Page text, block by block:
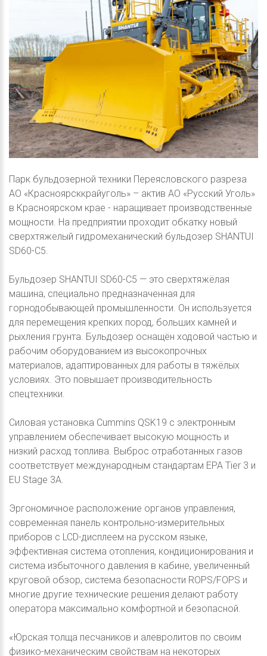
Парк бульдозерной техники Переясловского разреза
АО «Красноярсккрайуголь» – актив АО «Русский Уголь»
в Красноярском крае - наращивает производственные
мощности. На предприятии проходит обкатку новый
сверхтяжелый гидромеханический бульдозер SHANTUI
SD60-C5.
Бульдозер SHANTUI SD60-C5 — это сверхтяжёлая
машина, специально предназначенная для
горнодобывающей промышленности. Он используется
для перемещения крепких пород, больших камней и
рыхления грунта. Бульдозер оснащён ходовой частью и
рабочим оборудованием из высокопрочных
материалов, адаптированных для работы в тяжёлых
условиях. Это повышает производительность
спецтехники.
Силовая установка Cummins QSK19 с электронным
управлением обеспечивает высокую мощность и
низкий расход топлива. Выброс отработанных газов
соответствует международным стандартам EPA Tier 3 и
EU Stage 3A.
Эргономичное расположение органов управления,
современная панель контрольно-измерительных
приборов с LCD-дисплеем на русском языке,
эффективная система отопления, кондиционирования и
система избыточного давления в кабине, увеличенный
круговой обзор, система безопасности ROPS/FOPS и
многие другие технические решения делают работу
оператора максимально комфортной и безопасной.
«Юрская толща песчаников и алевролитов по своим
физико-механическим свойствам на некоторых